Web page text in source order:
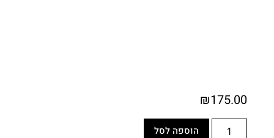
₪175.00
הוספה לסל